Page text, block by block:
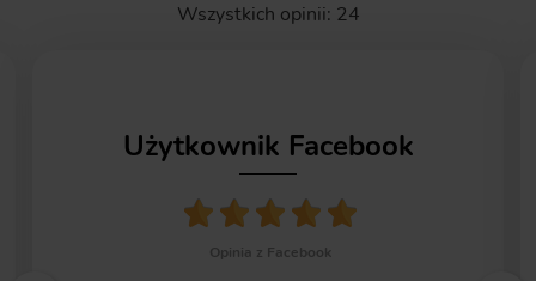
Wszystkich opinii: 24
Użytkownik Facebook
Opinia z Facebook